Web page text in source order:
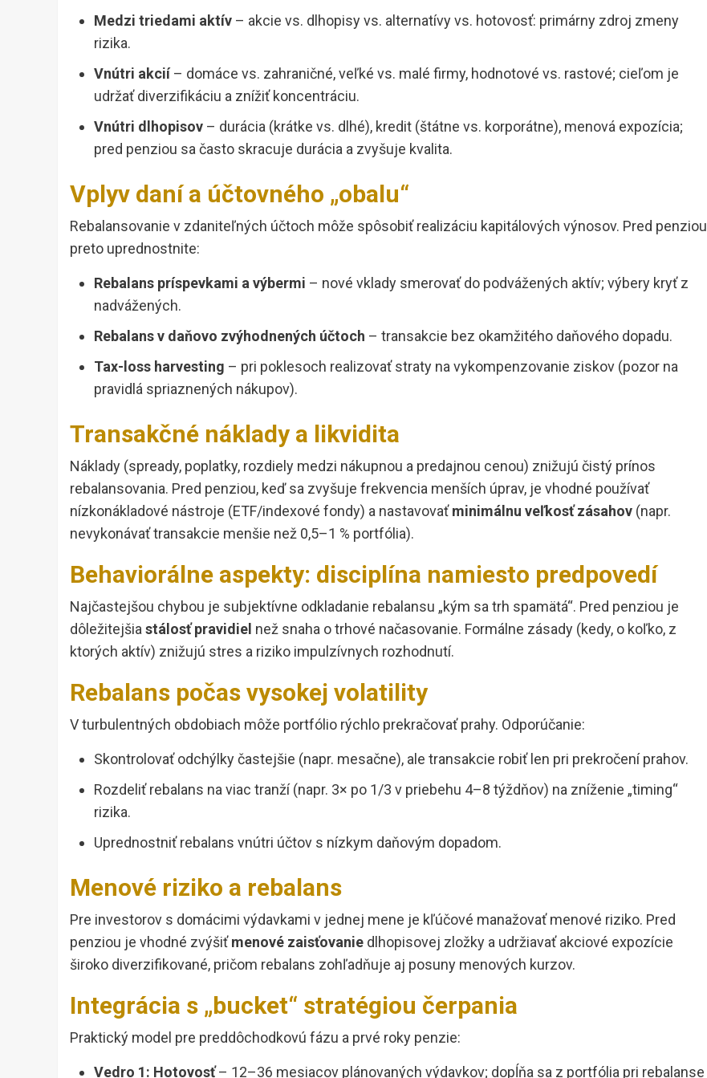
Medzi triedami aktív – akcie vs. dlhopisy vs. alternatívy vs. hotovosť: primárny zdroj zmeny
rizika.
Vnútri akcií– domáce vs. zahraničné, veľké vs. malé firmy, hodnotové vs. rastové; cieľom je
udržať diverzifikáciu a znížiť koncentráciu.
Vnútri dlhopisov – durácia (krátke vs. dlhé), kredit (štátne vs. korporátne), menová expozícia;
pred penziou sa často skracuje durácia a zvyšuje kvalita.
Vplyv daní a účtovného „obalu“
Rebalansovanie v zdaniteľných účtoch môže spôsobiť realizáciu kapitálových výnosov. Pred penziou
preto uprednostnite:
Rebalans príspevkami a výbermi – nové vklady smerovať do podvážených aktív; výbery kryť z
nadvážených.
Rebalans v daňovo zvýhodnených účtoch – transakcie bez okamžitého daňového dopadu.
Tax-loss harvesting – pri poklesoch realizovať straty na vykompenzovanie ziskov (pozor na
pravidlá spriaznených nákupov).
Transakčné náklady a likvidita
Náklady (spready, poplatky, rozdiely medzi nákupnou a predajnou cenou) znižujú čistý prínos
rebalansovania. Pred penziou, keď sa zvyšuje frekvencia menších úprav, je vhodné používať
nízkonákladové nástroje (ETF/indexové fondy) a nastavovaťminimálnu veľkosť zásahov (napr.
nevykonávať transakcie menšie než 0,5–1 % portfólia).
Behaviorálne aspekty: disciplína namiesto predpovedí
Najčastejšou chybou je subjektívne odkladanie rebalansu „kým sa trh spamätá“. Pred penziou je
dôležitejšiastálosť pravidiel než snaha o trhové načasovanie. Formálne zásady (kedy, o koľko, z
ktorých aktív) znižujú stres a riziko impulzívnych rozhodnutí.
Rebalans počas vysokej volatility
V turbulentných obdobiach môže portfólio rýchlo prekračovať prahy. Odporúčanie:
Skontrolovať odchýlky častejšie (napr. mesačne), ale transakcie robiť len pri prekročení prahov.
Rozdeliť rebalans na viac tranží (napr. 3× po 1/3 v priebehu 4–8 týždňov) na zníženie „timing“
rizika.
Uprednostniť rebalans vnútri účtov s nízkym daňovým dopadom.
Menové riziko a rebalans
Pre investorov s domácimi výdavkami v jednej mene je kľúčové manažovať menové riziko. Pred
penziou je vhodné zvýšiťmenové zaisťovanie dlhopisovej zložky a udržiavať akciové expozície
široko diverzifikované, pričom rebalans zohľadňuje aj posuny menových kurzov.
Integrácia s „bucket“ stratégiou čerpania
Praktický model pre preddôchodkovú fázu a prvé roky penzie:
Vedro 1: Hotovosť– 12–36 mesiacov plánovaných výdavkov; dopĺňa sa z portfólia pri rebalanse